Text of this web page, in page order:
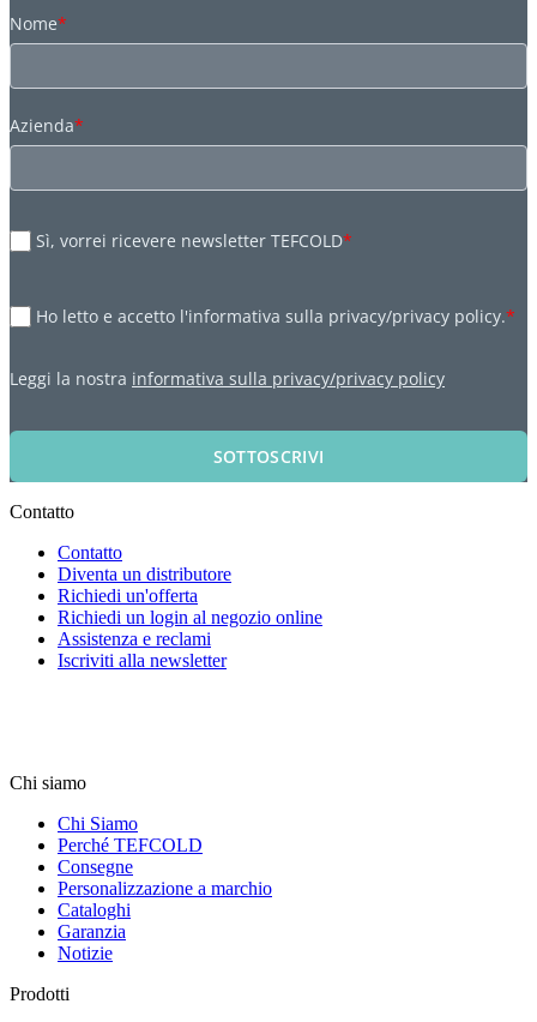
Nome*
Azienda*
Sì, vorrei ricevere newsletter TEFCOLD*
Ho letto e accetto l'informativa sulla privacy/privacy policy.*
Leggi la nostra informativa sulla privacy/privacy policy
SOTTOSCRIVI
Contatto
Contatto
Diventa un distributore
Richiedi un'offerta
Richiedi un login al negozio online
Assistenza e reclami
Iscriviti alla newsletter
Chi siamo
Chi Siamo
Perché TEFCOLD
Consegne
Personalizzazione a marchio
Cataloghi
Garanzia
Notizie
Prodotti